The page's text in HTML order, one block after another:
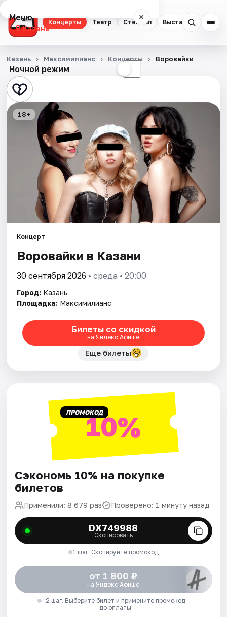
Концерты Театр Стендап Выставки
Меню ×
Казань
Концерты
Театр
Стендап
Выставки
Квесты
Экскурсии
События
Города
Площадки
Артисты
Рейтинги
Ночной режим ☾
Казань Максимилианс Концерты Воровайки
18+
Концерт
Воровайки в Казани
30 сентября 2026 • среда • 20:00
Город: Казань
Площадка: Максимилианс
Билеты со скидкой
на Яндекс Афише
Еще билеты
ПРОМОКОД10%
Сэкономь 10% на покупке
билетов
Применили: 8 679 раз Проверено: 1 минуту назад
DX749988
Скопировать
1 шаг. Скопируйте промокод
от 1 800 ₽
на Яндекс Афише
2 шаг. Выберите билет и примените промокод
до оплаты